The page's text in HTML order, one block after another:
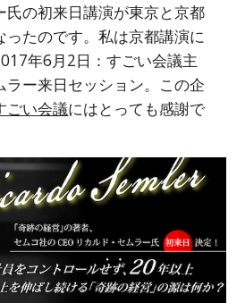
氏の初来日講演が東京と京都
ったのです。私は京都講演に
年6月2日：すごい会議主
ラー来日セッション。この企
ごい会議にはとっても感謝で